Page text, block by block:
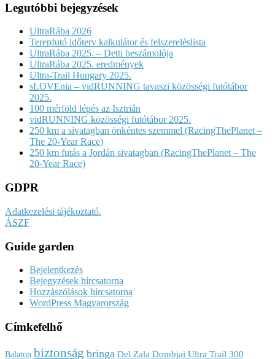
Legutóbbi bejegyzések
UltraRába 2026
Terepfutó időterv kalkulátor és felszereléslista
UltraRába 2025. – Detti beszámolója
UltraRába 2025. eredmények
Ultra-Trail Hungary 2025.
sLOVEnia – vidRUNNING tavaszi közösségi futótábor
2025.
100 mérföld lépés az Isztrián
vidRUNNING közösségi futótábor 2025.
250 km a sivatagban önkéntes szemmel (RacingThePlanet –
The 20-Year Race)
250 km futás a Jordán sivatagban (RacingThePlanet – The
20-Year Race)
GDPR
Adatkezelési tájékoztató.
ÁSZF
Guide garden
Bejelentkezés
Bejegyzések hírcsatorna
Hozzászólások hírcsatorna
WordPress Magyarország
Címkefelhő
Balaton biztonság bringa Del Zala Dombjai Ultra Trail 300